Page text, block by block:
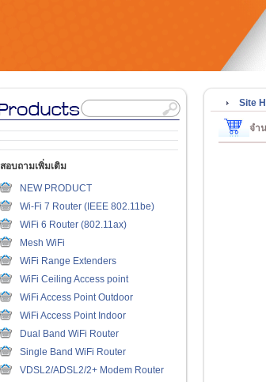
สอบถามเพิ่มเติม
NEW PRODUCT
Wi-Fi 7 Router (IEEE 802.11be)
WiFi 6 Router (802.11ax)
Mesh WiFi
WiFi Range Extenders
WiFi Ceiling Access point
WiFi Access Point Outdoor
WiFi Access Point Indoor
Dual Band WiFi Router
Single Band WiFi Router
VDSL2/ADSL2/2+ Modem Router
Site
จำ